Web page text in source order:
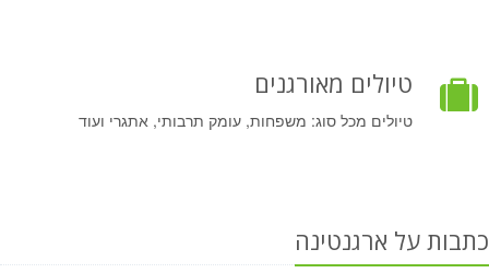
טיולים מאורגנים
טיולים מכל סוג: משפחות, עומק תרבותי, אתגרי ועוד
כתבות על ארגנטינה